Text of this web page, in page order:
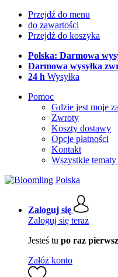
Przejdź do menu
do zawartości
Przejdź do koszyka
Polska: Darmowa
Darmowa wysyłka
24 h Wysyłka
Pomoc
Gdzie jest moje
Zwroty
Koszty dostawy
Opcje płatności
Kontakt
Wszystkie
Zaloguj się
Zaloguj się teraz
Jesteś tu po raz
Załóż konto